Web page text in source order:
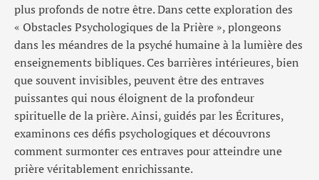
plus profonds de notre être. Dans cette exploration des
« Obstacles Psychologiques de la Prière », plongeons
dans les méandres de la psyché humaine à la lumière des
enseignements bibliques. Ces barrières intérieures, bien
que souvent invisibles, peuvent être des entraves
puissantes qui nous éloignent de la profondeur
spirituelle de la prière. Ainsi, guidés par les Écritures,
examinons ces défis psychologiques et découvrons
comment surmonter ces entraves pour atteindre une
prière véritablement enrichissante.